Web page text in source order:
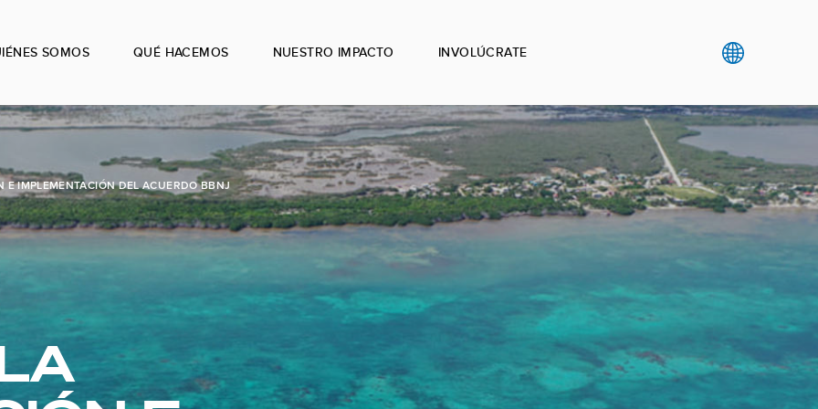
SOMOS QUÉ HACEMOS NUESTRO IMPACTO INVOLÚCRATE
E IMPLEMENTACIÓN DEL ACUERDO BBNJ